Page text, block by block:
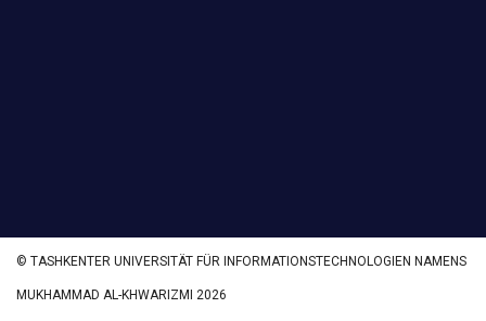
© TASHKENTER UNIVERSITÄT FÜR INFORMATIONSTECHNOLOGIEN NAMENS
MUKHAMMAD AL-KHWARIZMI 2026